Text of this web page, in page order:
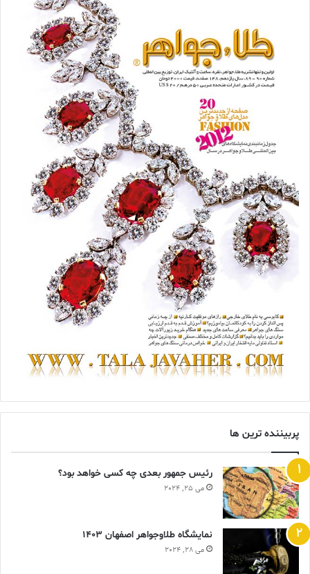
پربیننده ترین ها
رئیس جمهور بعدی چه کسی خواهد بود؟
می 25, 2024
نمایشگاه طلاوجواهر اصفهان 1403
می 28, 2024